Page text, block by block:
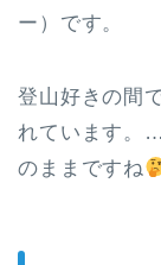
ー）です。
登山好きの間
れています。
のままですね